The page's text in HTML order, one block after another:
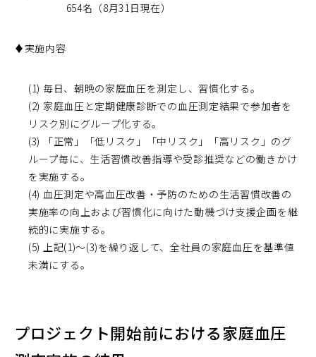
654名（8月31日現在）
♦実施内容
(1) 毎日、朝晩の家庭血圧を測定し、習慣化する。
(2) 家庭血圧と定期健康診断での血圧測定結果で参加者を
リスク別にグループ化する。
(3) 「正常」「低リスク」「中リスク」「高リスク」のグ
ループ毎に、生活習慣改善指導や受診推奨などの働きかけ
を実施する。
(4) 血圧測定や高血圧改善・予防のための生活習慣改善の
実施率の向上および習慣化に向けた動機づけ支援企画を継
続的に実施する。
(5) 上記(1)～(3)を繰り返して、全社員の家庭血圧を基準値
未満にする。
プロジェクト開始前における家庭血圧